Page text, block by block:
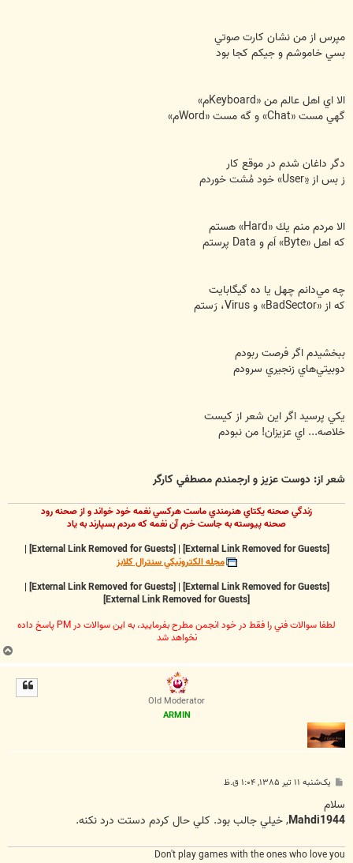
مپرس از من نشان كارت صوتي
بسي خاموشم و جيكم كجا بود
الا اي اهل عالم من «Keyboardم»
گهي مست «Chat» و گه مست «Wordم»
دگر داغان شدم در موقع كار
ز بس از «Userِ» خود مُشت خوردم
الا مردم منم يك «Hard» هستم
كه اهل «Byte» اَم و Data پرستم
چه مي‌دانم چهل يا ده گيگابايت
كه از «BadSector» و Virus، رَستم
ببخشيدم اگر فرصت ربودم
دوبيتي‌هاي زنجيري سرودم
يكي پرسيد اگر اين شعر از كيست
خلاصه... اي عزيزان! من نبودم
شعر از: دوست عزيز و ارجمندم مصطفي كارگر
زندگي صحنه يکتاي هنرمندي ماست هرکسي نغمه خود خواند و از صحنه رود
صحنه پيوسته به جاست خرم آن نغمه که مردم بسپارند به ياد
[External Link Removed for Guests]
|
[External Link Removed for Guests]
|
مجله الکترونيکي سنترال کلابز
[External Link Removed for Guests]
|
[External Link Removed for Guests]
|
[External Link Removed for Guests]
لطفا سوالات فني را فقط در خود انجمن مطرح بفرماييد، به اين سوالات در PM پاسخ داده
نخواهد شد
Old Moderator
ARMIN
ت
یک‌شنبه ۱۱ تیر ۱۳۸۵, ۱:۰۴ ق.ظ
سلام
Mahdi1944, خيلي جالب بود. کلي حال کردم دستت درد نکنه.
Don't play games with the ones who love you